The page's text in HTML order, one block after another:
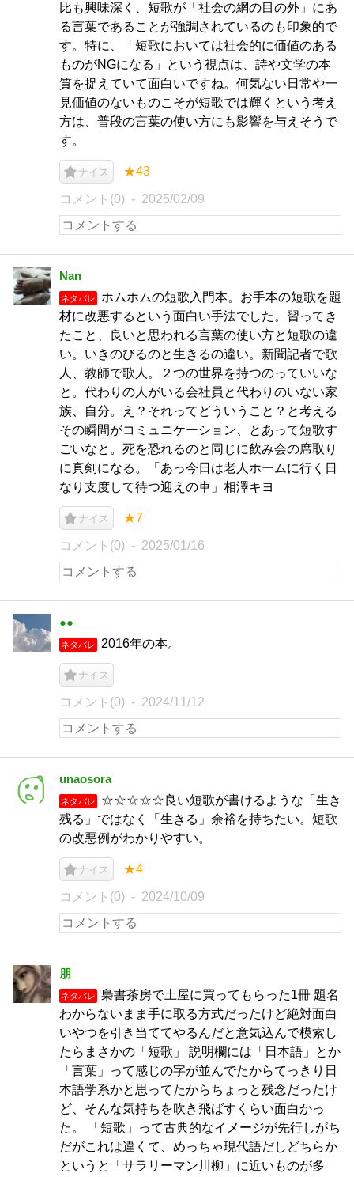
比も興味深く、短歌が「社会の網の目の外」にあ
る言葉であることが強調されているのも印象的で
す。特に、「短歌においては社会的に価値のある
ものがNGになる」という視点は、詩や文学の本
質を捉えていて面白いですね。何気ない日常や一
見価値のないものこそが短歌では輝くという考え
方は、普段の言葉の使い方にも影響を与えそうで
す。
ナイス ★43
コメント(0) 2025/02/09
Nan
ネタバレ
ホムホムの短歌入門本。お手本の短歌を題
材に改悪するという面白い手法でした。習ってき
たこと、良いと思われる言葉の使い方と短歌の違
い。いきのびるのと生きるの違い。新聞記者で歌
人、教師で歌人。２つの世界を持つのっていいな
と。代わりの人がいる会社員と代わりのいない家
族、自分。え？それってどういうこと？と考える
その瞬間がコミュニケーション、とあって短歌す
ごいなと。死を恐れるのと同じに飲み会の席取り
に真剣になる。「あっ今日は老人ホームに行く日
なり支度して待つ迎えの車」相澤キヨ
ナイス ★7
コメント(0) 2025/01/16
●●
ネタバレ 2016年の本。
ナイス
コメント(0) 2024/11/12
unaosora
ネタバレ
☆☆☆☆☆良い短歌が書けるような「生き
残る」ではなく「生きる」余裕を持ちたい。短歌
の改悪例がわかりやすい。
ナイス ★4
コメント(0) 2024/10/09
朋
ネタバレ
梟書茶房で土屋に買ってもらった1冊 題名
わからないまま手に取る方式だったけど絶対面白
いやつを引き当ててやるんだと意気込んで模索し
たらまさかの「短歌」 説明欄には「日本語」とか
「言葉」って感じの字が並んでたからてっきり日
本語学系かと思ってたからちょっと残念だったけ
ど、そんな気持ちを吹き飛ばすくらい面白かっ
た。 「短歌」って古典的なイメージが先行しがち
だがこれは違くて、めっちゃ現代語だしどちらか
というと「サラリーマン川柳」に近いものが多